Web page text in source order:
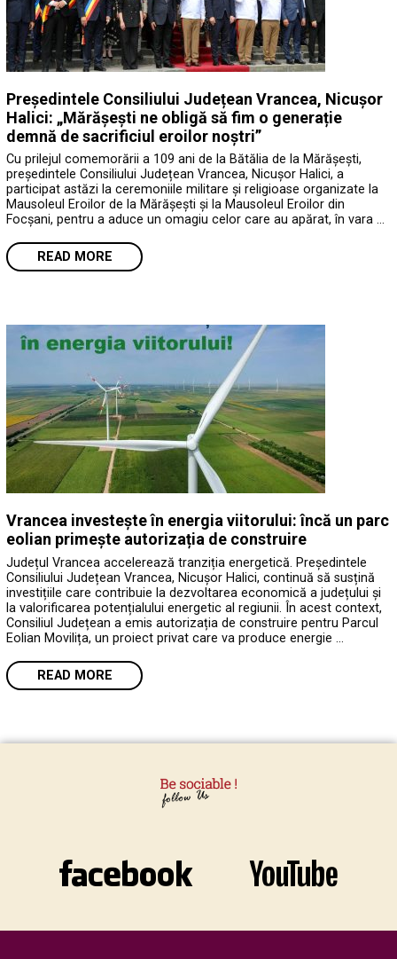
Președintele Consiliului Județean Vrancea, Nicușor
Halici: „Mărășești ne obligă să fim o generație
demnă de sacrificiul eroilor noștri”
Cu prilejul comemorării a 109 ani de la Bătălia de la Mărășești,
președintele Consiliului Județean Vrancea, Nicușor Halici, a
participat astăzi la ceremoniile militare și religioase organizate la
Mausoleul Eroilor de la Mărășești și la Mausoleul Eroilor din
Focșani, pentru a aduce un omagiu celor care au apărat, în vara …
READ MORE
Vrancea investește în energia viitorului: încă un parc
eolian primește autorizația de construire
Județul Vrancea accelerează tranziția energetică. Președintele
Consiliului Județean Vrancea, Nicușor Halici, continuă să susțină
investițiile care contribuie la dezvoltarea economică a județului și
la valorificarea potențialului energetic al regiunii. În acest context,
Consiliul Județean a emis autorizația de construire pentru Parcul
Eolian Movilița, un proiect privat care va produce energie …
READ MORE